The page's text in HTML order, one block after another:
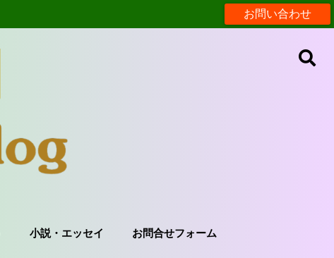
お問い合わせ
小説・エッセイ お問合せフォーム